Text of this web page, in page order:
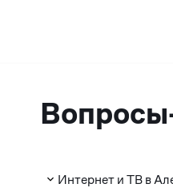
Интернет и ТВ в